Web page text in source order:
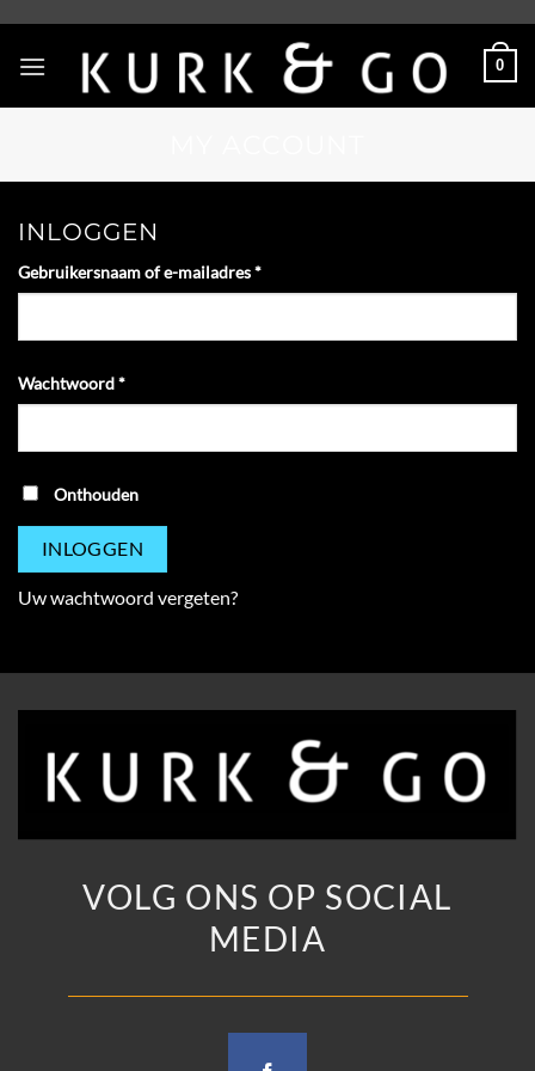
content
0
INLOGGEN
Gebruikersnaam of e-mailadres*Vereist
Wachtwoord*Vereist
Onthouden
INLOGGEN
Uw wachtwoord vergeten?
VOLG ONS OP SOCIAL
MEDIA